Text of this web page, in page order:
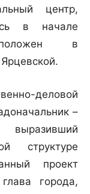
центр,
в начале
в
деловой
–
выразивший
структуре
проект
города,